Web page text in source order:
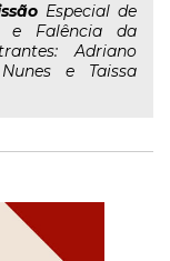
Especial de
e Falência da
Adriano
e Taissa